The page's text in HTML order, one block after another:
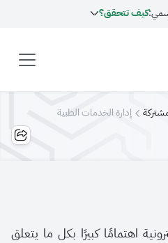
كيف تتحقق؟
إدارة الخدمات الطبية
اهتمامًا كبيرًا بكل ما يتعلق